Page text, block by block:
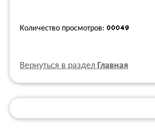
Количество просмотров:
Вернуться в раздел Главная